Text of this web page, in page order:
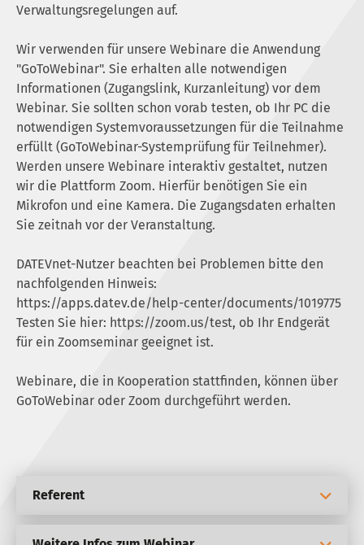
Verwaltungsregelungen auf.
Wir verwenden für unsere Webinare die Anwendung
"GoToWebinar". Sie erhalten alle notwendigen
Informationen (Zugangslink, Kurzanleitung) vor dem
Webinar. Sie sollten schon vorab testen, ob Ihr PC die
notwendigen Systemvoraussetzungen für die Teilnahme
erfüllt (GoToWebinar-Systemprüfung für Teilnehmer).
Werden unsere Webinare interaktiv gestaltet, nutzen
wir die Plattform Zoom. Hierfür benötigen Sie ein
Mikrofon und eine Kamera. Die Zugangsdaten erhalten
Sie zeitnah vor der Veranstaltung.
DATEVnet-Nutzer beachten bei Problemen bitte den
nachfolgenden Hinweis:
https://apps.datev.de/help-center/documents/1019775
Testen Sie hier: https://zoom.us/test, ob Ihr Endgerät
für ein Zoomseminar geeignet ist.
Webinare, die in Kooperation stattfinden, können über
GoToWebinar oder Zoom durchgeführt werden.
Referent